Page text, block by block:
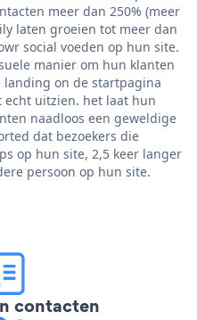
meer dan 250% (meer
laten groeien tot meer dan
social voeden op hun site.
manier om hun klanten
landing on de startpagina
uitzien. het laat hun
naadloos een geweldige
dat bezoekers die
op hun site, 2,5 keer langer
persoon op hun site.
contacten